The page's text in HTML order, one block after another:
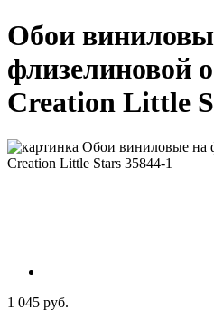
Обои
флизелиновой
Creation Little
1 045 руб.